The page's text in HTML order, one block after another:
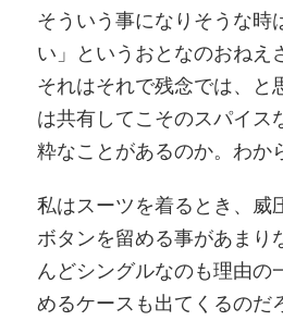
そういう事になりそうな時
い」というおとなのおねえ
それはそれで残念では、と
は共有してこそのスパイス
粋なことがあるのか。わか
私はスーツを着るとき、威
ボタンを留める事があまり
んどシングルなのも理由の
めるケースも出てくるのだ